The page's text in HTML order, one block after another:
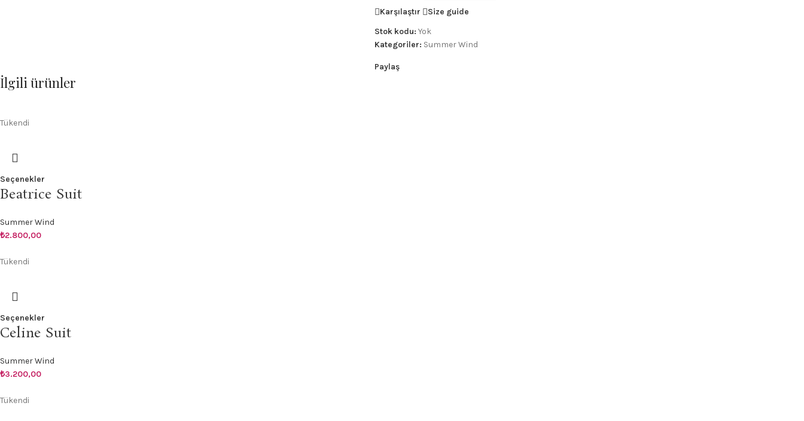
Karşılaştır
Size guide
Stok kodu: Yok
Kategoriler: Summer Wind
Paylaş
İlgili ürünler
Tükendi
Seçenekler
Beatrice Suit
Summer Wind
₺2.800,00
Tükendi
Seçenekler
Celine Suit
Summer Wind
₺3.200,00
Tükendi